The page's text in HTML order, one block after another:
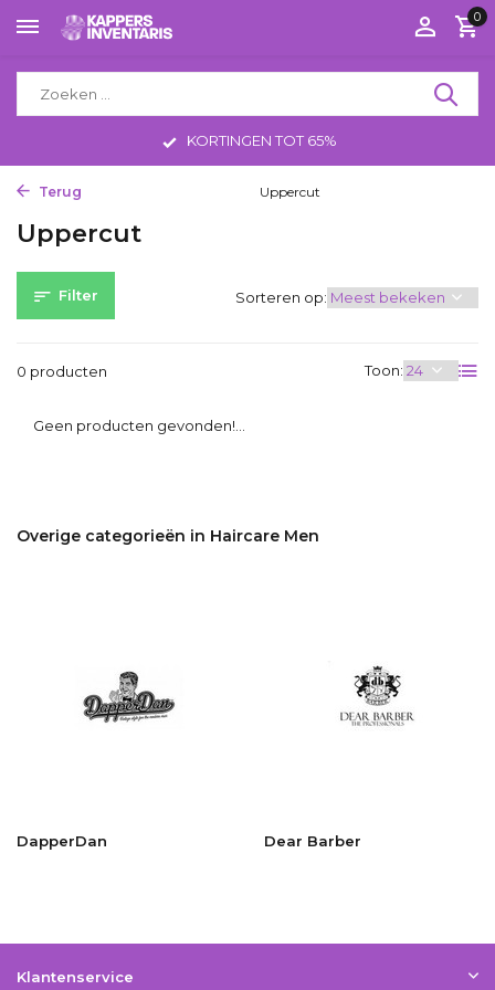
0
KORTINGEN TOT 65%
Terug Uppercut
Uppercut
Filter
0 producten Toon:
Sorteren op:
Geen producten gevonden!...
Overige categorieën in Haircare Men
DapperDan Dear Barber
Klantenservice